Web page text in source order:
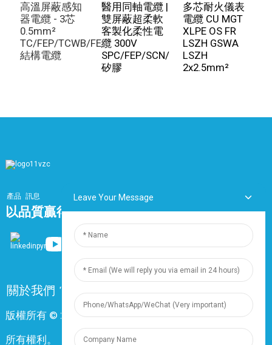
高溫屏蔽感知
器電纜 - 3芯
0.5mm²
TC/FEP/TCWB/FEP
結構電纜
醫用同軸電纜 |
雙屏蔽超柔軟
客製化柔性電
纜 300V
SPC/FEP/SCN/
矽膠
多芯耐火儀表
電纜 CU MGT
XLPE OS FR
LSZH GSWA
LSZH
2x2.5mm²
產品 訊息
以品質贏得市場，以服務打造品牌
關於我們 常問問題 聯絡我們
版權所有 © 2024 上海鼎尊電氣電纜股份有限公司。保留
所有權利。
Leave Your Message